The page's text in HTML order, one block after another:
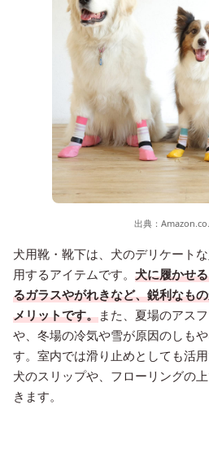
出典：
犬用靴・靴下は、犬のデリケート
用するアイテムです。 犬に履かせ
るガラスやがれきなど、鋭利なも
メリットです。また、夏場のアス
や、冬場の冷気や雪が原因のしも
す。室内では滑り止めとしても活
犬のスリップや、フローリングの
きます。